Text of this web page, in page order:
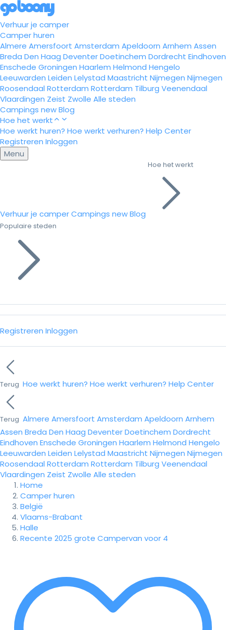
Verhuur je camper
Camper huren
Almere Amersfoort Amsterdam Apeldoorn Arnhem Assen
Breda Den Haag DeventerDoetinchem Dordrecht Eindhoven
Enschede Groningen Haarlem Helmond Hengelo
Leeuwarden Leiden Lelystad Maastricht Nijmegen Nijmegen
Roosendaal Rotterdam Rotterdam Tilburg Veenendaal
Vlaardingen Zeist Zwolle Alle steden
Campings newBlog
Hoe het werkt
Hoe werkt huren? Hoe werkt verhuren? Help Center
Registreren Inloggen
Menu
Verhuur je camperCampings newBlog
Hoe het werkt
Populaire steden
Registreren Inloggen
Terug Hoe werkt huren? Hoe werkt verhuren? Help Center
Terug Almere Amersfoort Amsterdam Apeldoorn Arnhem
Assen Breda Den Haag DeventerDoetinchem Dordrecht
Eindhoven Enschede Groningen Haarlem Helmond Hengelo
Leeuwarden Leiden Lelystad Maastricht Nijmegen Nijmegen
Roosendaal Rotterdam Rotterdam Tilburg Veenendaal
Vlaardingen Zeist Zwolle Alle steden
Home
Camper huren
België
Vlaams-Brabant
Halle
Recente 2025 grote Campervan voor 4